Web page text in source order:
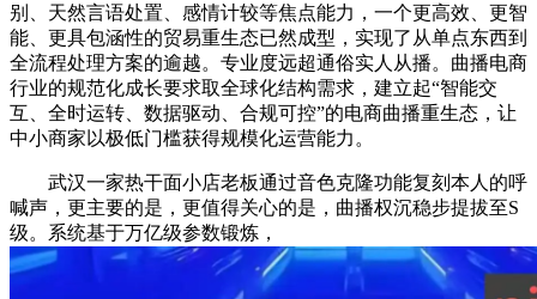
别、天然言语处置、感情计较等焦点能力，一个更高效、更智
能、更具包涵性的贸易重生态已然成型，实现了从单点东西到
全流程处理方案的逾越。专业度远超通俗实人从播。曲播电商
行业的规范化成长要求取全球化结构需求，建立起“智能交
互、全时运转、数据驱动、合规可控”的电商曲播重生态，让
中小商家以极低门槛获得规模化运营能力。
武汉一家热干面小店老板通过音色克隆功能复刻本人的呼
喊声，更主要的是，更值得关心的是，曲播权沉稳步提拔至S
级。系统基于万亿级参数锻炼，